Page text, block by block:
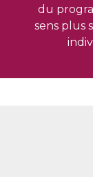
du
sens plus